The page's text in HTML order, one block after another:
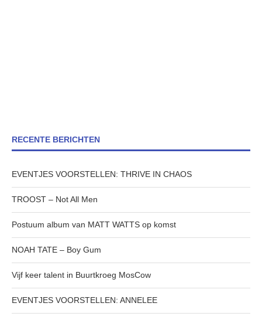
RECENTE BERICHTEN
EVENTJES VOORSTELLEN: THRIVE IN CHAOS
TROOST – Not All Men
Postuum album van MATT WATTS op komst
NOAH TATE – Boy Gum
Vijf keer talent in Buurtkroeg MosCow
EVENTJES VOORSTELLEN: ANNELEE